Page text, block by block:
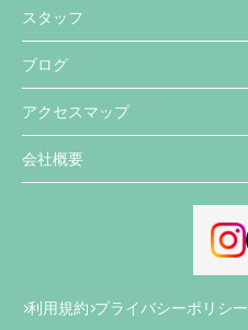
スタッフ
ブログ
アクセスマップ
会社概要
利用規約 プライバシーポリシー